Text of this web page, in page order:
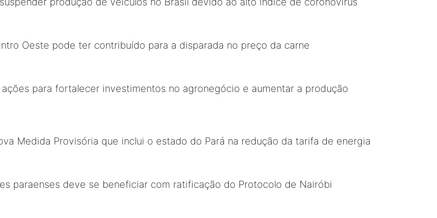
Oeste pode ter contribuído para a disparada no preço da carne
para fortalecer investimentos no agronegócio e aumentar a produção
Medida Provisória que inclui o estado do Pará na redução da tarifa de energia
paraenses deve se beneficiar com ratificação do Protocolo de Nairóbi